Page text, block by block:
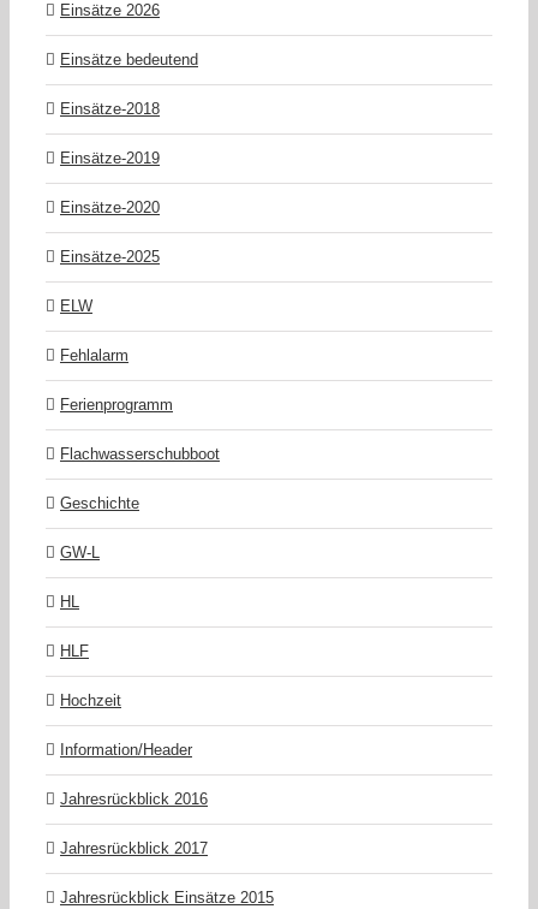
Einsätze 2026
Einsätze bedeutend
Einsätze-2018
Einsätze-2019
Einsätze-2020
Einsätze-2025
ELW
Fehlalarm
Ferienprogramm
Flachwasserschubboot
Geschichte
GW-L
HL
HLF
Hochzeit
Information/Header
Jahresrückblick 2016
Jahresrückblick 2017
Jahresrückblick Einsätze 2015